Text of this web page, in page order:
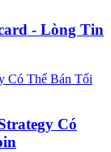
- Lòng Tin
Có